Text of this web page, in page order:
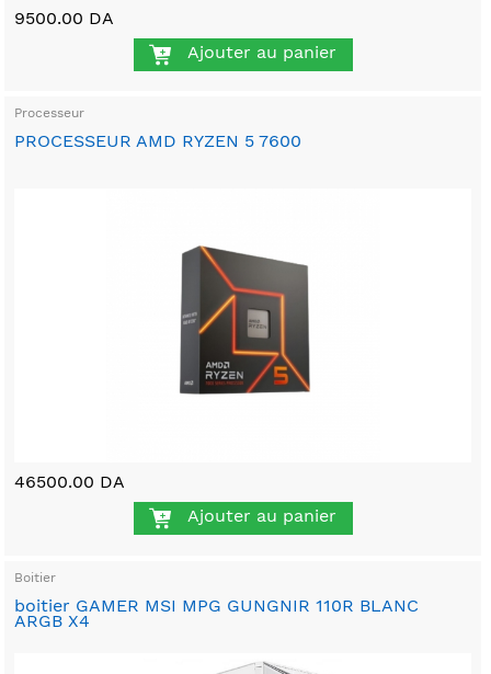
9500.00 DA
Ajouter au panier
Processeur
PROCESSEUR AMD RYZEN 5 7600
46500.00 DA
Ajouter au panier
Boitier
boitier GAMER MSI MPG GUNGNIR 110R BLANC
ARGB X4